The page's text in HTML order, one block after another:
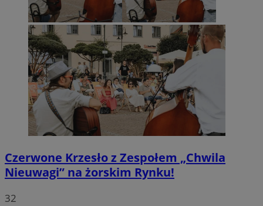
Czerwone Krzesło z Zespołem „Chwila
Nieuwagi” na żorskim Rynku!
32